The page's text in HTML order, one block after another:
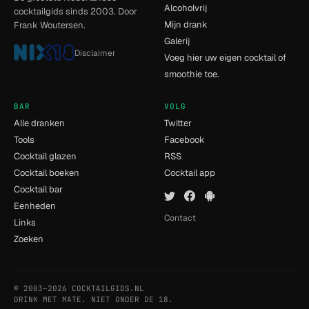
cocktailgids sinds 2003. Door
Frank Woutersen.
Disclaimer
Alcoholvrij
Mijn drank
Galerij
Voeg hier uw eigen cocktail of
smoothie toe.
BAR
Alle dranken
Tools
Cocktail glazen
Cocktail boeken
Cocktail bar
Eenheden
Links
Zoeken
VOLG
Twitter
Facebook
RSS
Cocktail app
Contact
© 2003–2026 COCKTAILGIDS.NL
DRINK MET MATE. NIET ONDER DE 18.